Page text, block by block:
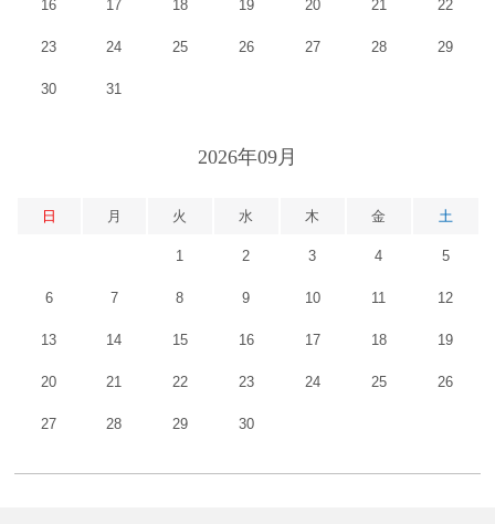
16 17 18 19 20 21 22
23 24 25 26 27 28 29
30 31
2026年09月
日 月 火 水 木 金 土
1 2 3 4 5
6 7 8 9 10 11 12
13 14 15 16 17 18 19
20 21 22 23 24 25 26
27 28 29 30